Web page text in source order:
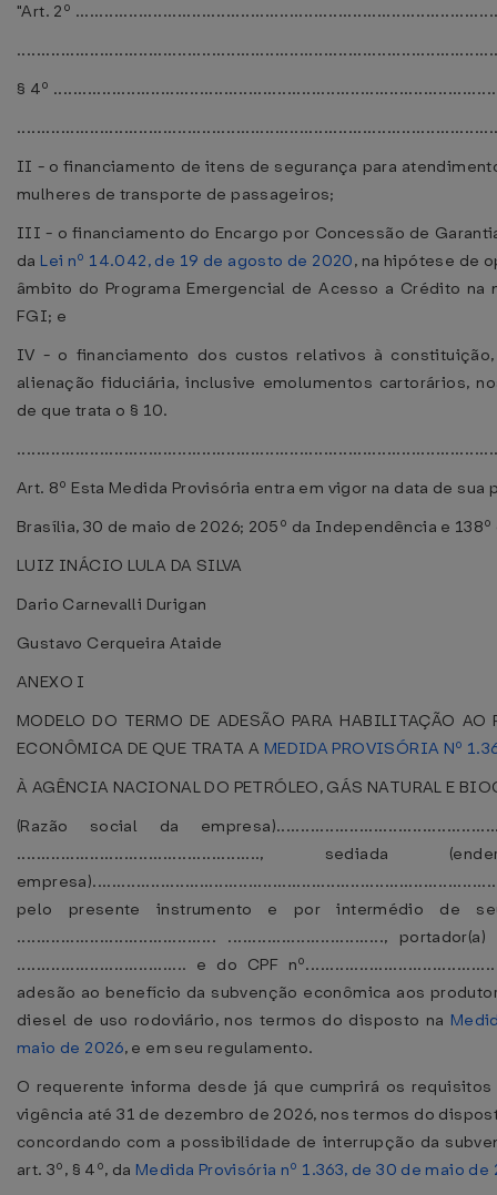
"Art. 2º
§ 4º
II - o financiamento de itens de segurança para
mulheres de transporte de passageiros;
III - o financiamento do Encargo por Concessão de
da Lei nº 14.042, de 19 de agosto de 2020, na hipótese de
âmbito do Programa Emergencial de Acesso a Crédito na
FGI; e
IV - o financiamento dos custos relativos à
alienação fiduciária, inclusive emolumentos cartorários,
de que trata o § 10.
Art. 8º Esta Medida Provisória entra em vigor na data de sua
Brasília, 30 de maio de 2026; 205º da Independência e 138º
LUIZ INÁCIO LULA DA SILVA
Dario Carnevalli Durigan
Gustavo Cerqueira Ataide
ANEXO I
MODELO DO TERMO DE ADESÃO PARA HABILITAÇÃO AO
ECONÔMICA DE QUE TRATA A MEDIDA PROVISÓRIA Nº
À AGÊNCIA NACIONAL DO PETRÓLEO, GÁS NATURAL E
(Razão social da
.................................................., sediada
pelo presente instrumento e por intermédio de
......................................... ................................,
................................... e do CPF
adesão ao benefício da subvenção econômica aos
diesel de uso rodoviário, nos termos do disposto na
maio de 2026, e em seu regulamento.
O requerente informa desde já que cumprirá os
vigência até 31 de dezembro de 2026, nos termos do
concordando com a possibilidade de interrupção da
art. 3º, § 4º, da Medida Provisória nº 1.363, de 30 de maio de